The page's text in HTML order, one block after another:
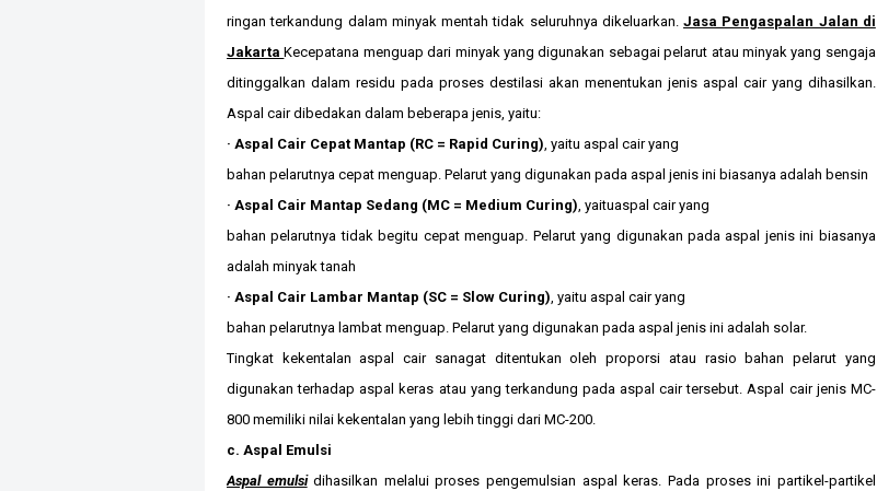
ringan terkandung dalam minyak mentah tidak seluruhnya dikeluarkan.Jasa Pengaspalan Jalan di
JakartaKecepatana menguap dari minyak yang digunakan sebagai pelarut atau minyak yang sengaja
ditinggalkan dalam residu pada proses destilasi akan menentukan jenis aspal cair yang dihasilkan.
Aspal cair dibedakan dalam beberapa jenis, yaitu:
· Aspal Cair Cepat Mantap (RC = Rapid Curing), yaitu aspal cair yang
bahan pelarutnya cepat menguap. Pelarut yang digunakan pada aspal jenis ini biasanya adalah bensin
· Aspal Cair Mantap Sedang (MC = Medium Curing), yaituaspal cair yang
bahan pelarutnya tidak begitu cepat menguap. Pelarut yang digunakan pada aspal jenis ini biasanya
adalah minyak tanah
· Aspal Cair Lambar Mantap (SC = Slow Curing), yaitu aspal cair yang
bahan pelarutnya lambat menguap. Pelarut yang digunakan pada aspal jenis ini adalah solar.
Tingkat kekentalan aspal cair sanagat ditentukan oleh proporsi atau rasio bahan pelarut yang
digunakan terhadap aspal keras atau yang terkandung pada aspal cair tersebut. Aspal cair jenis MC-
800 memiliki nilai kekentalan yang lebih tinggi dari MC-200.
c. Aspal Emulsi
Aspal emulsidihasilkan melalui proses pengemulsian aspal keras. Pada proses ini partikel-partikel